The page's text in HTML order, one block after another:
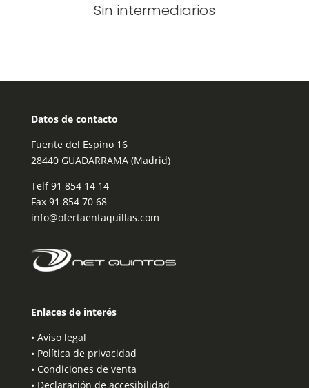
Sin intermediarios
Datos de contacto
Fuente del Espino 16
28440 GUADARRAMA (Madrid)
Telf91 854 14 14
Fax 91 854 70 68
info@ofertaentaquillas.com
Enlaces de interés
• Aviso legal
• Política de privacidad
• Condiciones de venta
• Declaración de accesibilidad